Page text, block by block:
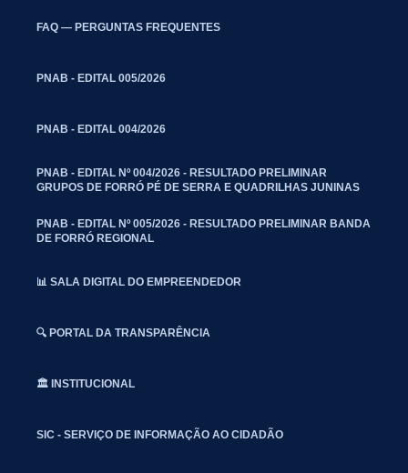
FAQ — PERGUNTAS FREQUENTES
PNAB - EDITAL 005/2026
PNAB - EDITAL 004/2026
PNAB - EDITAL Nº 004/2026 - RESULTADO PRELIMINAR
GRUPOS DE FORRÓ PÉ DE SERRA E QUADRILHAS JUNINAS
PNAB - EDITAL Nº 005/2026 - RESULTADO PRELIMINAR BANDA
DE FORRÓ REGIONAL
📊 SALA DIGITAL DO EMPREENDEDOR
🔍 PORTAL DA TRANSPARÊNCIA
🏛️ INSTITUCIONAL
SIC - SERVIÇO DE INFORMAÇÃO AO CIDADÃO